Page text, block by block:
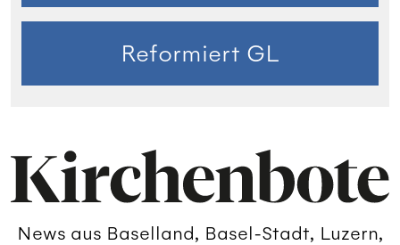
Reformiert GL
News aus Baselland, Basel-Stadt, Luzern,